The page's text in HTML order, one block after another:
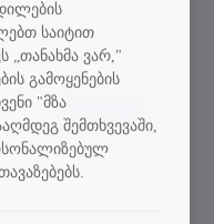
ჩარიცხვის
საიტით
„თანახმა ვარ,"
გამოყენების
"მზა
შემთხვევაში,